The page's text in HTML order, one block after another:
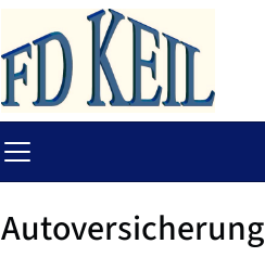
Autoversicherung